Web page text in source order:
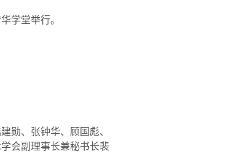
学堂举行。
勋、张钟华、顾国彪、
会副理事长兼秘书长裴